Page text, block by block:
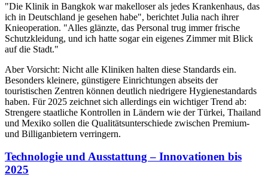
"Die Klinik in Bangkok war makelloser als jedes Krankenhaus, das
ich in Deutschland je gesehen habe", berichtet Julia nach ihrer
Knieoperation. "Alles glänzte, das Personal trug immer frische
Schutzkleidung, und ich hatte sogar ein eigenes Zimmer mit Blick
auf die Stadt."
Aber Vorsicht: Nicht alle Kliniken halten diese Standards ein.
Besonders kleinere, günstigere Einrichtungen abseits der
touristischen Zentren können deutlich niedrigere Hygienestandards
haben. Für 2025 zeichnet sich allerdings ein wichtiger Trend ab:
Strengere staatliche Kontrollen in Ländern wie der Türkei, Thailand
und Mexiko sollen die Qualitätsunterschiede zwischen Premium-
und Billiganbietern verringern.
Technologie und Ausstattung – Innovationen bis
2025